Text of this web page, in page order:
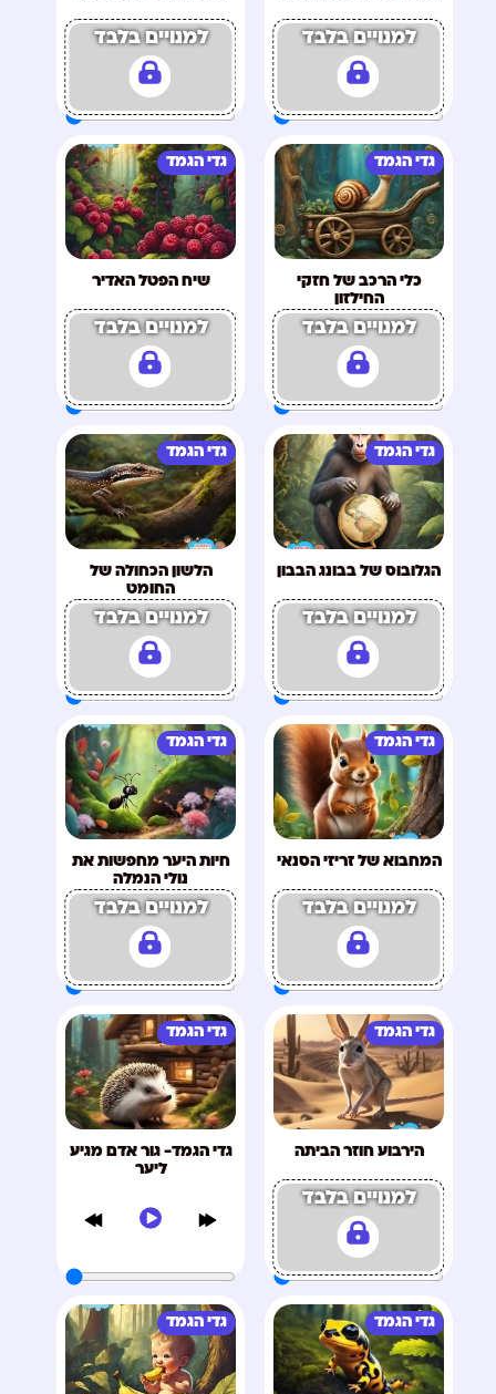
למנויים בלבד למנויים בלבד
גדי הגמד
כלי הרכב של חזקי
החילזון
למנויים בלבד
גדי הגמד
שיח הפטל האדיר
למנויים בלבד
גדי הגמד
הגלובוס של בבונג הבבון
למנויים בלבד
גדי הגמד
הלשון הכחולה של
החומט
למנויים בלבד
גדי הגמד
המחבוא של זריזי הסנאי
למנויים בלבד
גדי הגמד
חיות היער מחפשות את
נולי הנמלה
למנויים בלבד
גדי הגמד
הירבוע חוזר הביתה
למנויים בלבד
גדי הגמד
גדי הגמד- גור אדם מגיע
ליער
גדי הגמד גדי הגמד